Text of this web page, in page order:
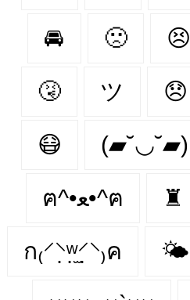
🚘 🙁 😣
🤧 ツ 😞
😷 (▰˘◡˘▰)
ฅ^•ﻌ•^ฅ ♜
ก₍⸍⸌̣ʷ̣̫⸍̣⸌₎ค 🌤